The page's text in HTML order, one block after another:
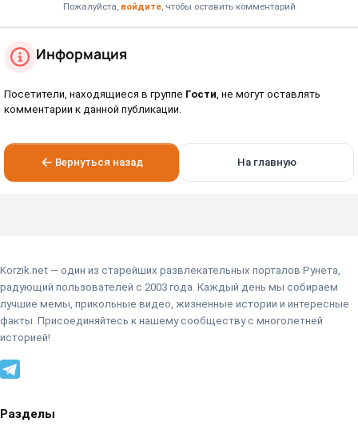
Пожалуйста, войдите, чтобы оставить комментарий
Информация
Посетители, находящиеся в группе Гости , не могут оставлять
комментарии к данной публикации.
Вернуться назад На главную
Korzik.net — один из старейших развлекательных порталов Рунета,
радующий пользователей с 2003 года. Каждый день мы собираем
лучшие мемы, прикольные видео, жизненные истории и интересные
факты. Присоединяйтесь к нашему сообществу с многолетней
историей!
Разделы